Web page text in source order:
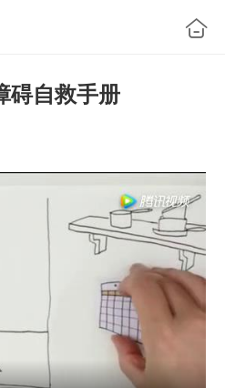
碍自救手册